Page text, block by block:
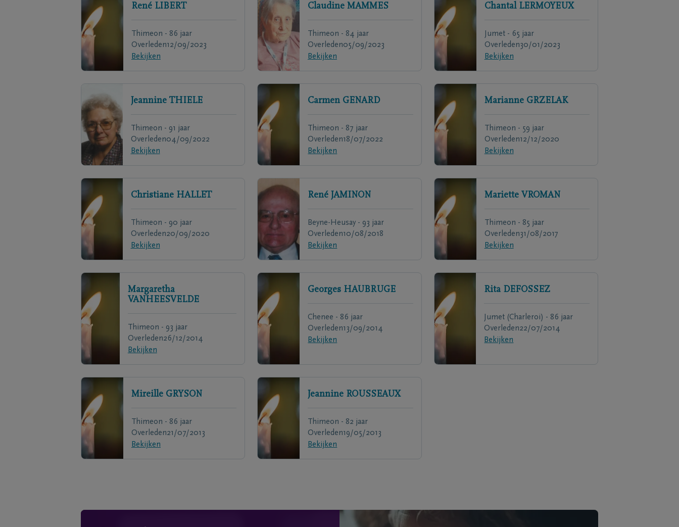
René LIBERT
Thimeon - 86 jaar
Overleden12/09/2023
Bekijken
Claudine MAMMES
Thimeon - 84 jaar
Overleden05/09/2023
Bekijken
Chantal LERMOYEUX
Jumet - 65 jaar
Overleden30/01/2023
Bekijken
Jeannine THIELE
Thimeon - 91 jaar
Overleden04/09/2022
Bekijken
Carmen GENARD
Thimeon - 87 jaar
Overleden18/07/2022
Bekijken
Marianne GRZELAK
Thimeon - 59 jaar
Overleden12/12/2020
Bekijken
Christiane HALLET
Thimeon - 90 jaar
Overleden20/09/2020
Bekijken
René JAMINON
Beyne-Heusay - 93 jaar
Overleden10/08/2018
Bekijken
Mariette VROMAN
Thimeon - 85 jaar
Overleden31/08/2017
Bekijken
Margaretha
VANHEESVELDE
Thimeon - 93 jaar
Overleden26/12/2014
Bekijken
Georges HAUBRUGE
Chenee - 86 jaar
Overleden13/09/2014
Bekijken
Rita DEFOSSEZ
Jumet (Charleroi) - 86 jaar
Overleden22/07/2014
Bekijken
Mireille GRYSON
Thimeon - 86 jaar
Overleden21/07/2013
Bekijken
Jeannine ROUSSEAUX
Thimeon - 82 jaar
Overleden19/05/2013
Bekijken